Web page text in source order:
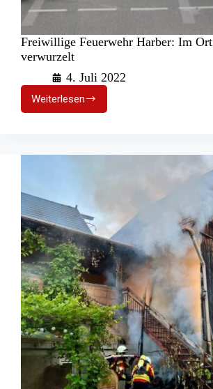
Freiwillige Feuerwehr Harber: Im Ort
verwurzelt
4. Juli 2022
Weiterlesen
Freiwillige
Feuerwehr
Ort